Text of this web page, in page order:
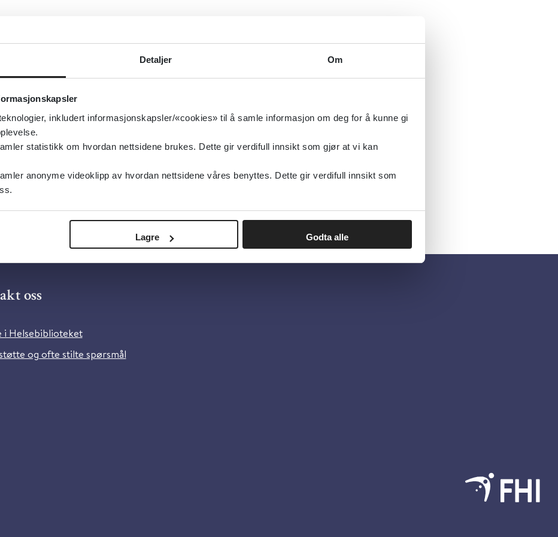
Detaljer Om
inkludert informasjonskapsler/«cookies» til å samle informasjon om deg for å kunne gi
statistikk om hvordan nettsidene brukes. Dette gir verdifull innsikt som gjør at vi kan
anonyme videoklipp av hvordan nettsidene våres benyttes. Dette gir verdifull innsikt som
Lagre Godta alle
oss
i Helsebiblioteket
og ofte stilte spørsmål